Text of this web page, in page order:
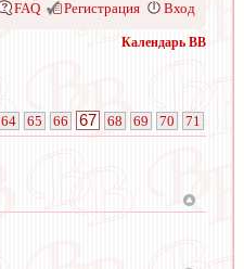
FAQ Регистрация Вход
Календарь ВВ
64 65 66 67 68 69 70 71